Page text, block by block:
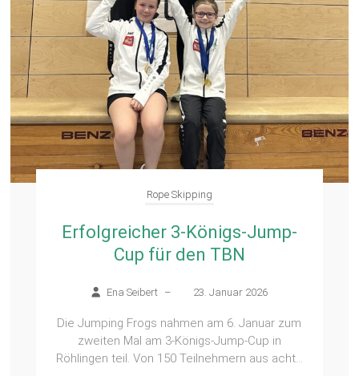
Rope Skipping
Erfolgreicher 3-Königs-Jump-
Cup für den TBN
Ena Seibert – 23. Januar 2026
Die Jumping Frogs nahmen am 6. Januar zum
zweiten Mal am 3-Königs-Jump-Cup in
Röhlingen teil. Von 150 Teilnehmern aus acht...